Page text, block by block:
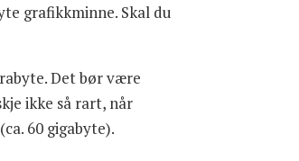
grafikkminne. Skal du
Det bør være
ikke så rart, når
60 gigabyte).